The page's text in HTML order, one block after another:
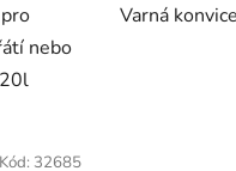
nebo
Varná
Kód: 32685